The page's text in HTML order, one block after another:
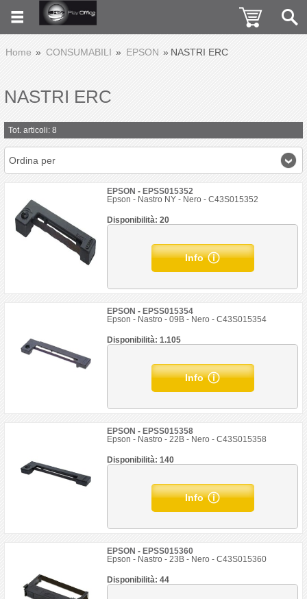
Home CONSUMABILI EPSON NASTRI ERC
NASTRI ERC
Tot. articoli: 8
Ordina per
EPSON - EPSS015352
Epson - Nastro NY - Nero - C43S015352
Disponibilità: 20
Info
EPSON - EPSS015354
Epson - Nastro - 09B - Nero - C43S015354
Disponibilità: 1.105
Info
EPSON - EPSS015358
Epson - Nastro - 22B - Nero - C43S015358
Disponibilità: 140
Info
EPSON - EPSS015360
Epson - Nastro - 23B - Nero - C43S015360
Disponibilità: 44